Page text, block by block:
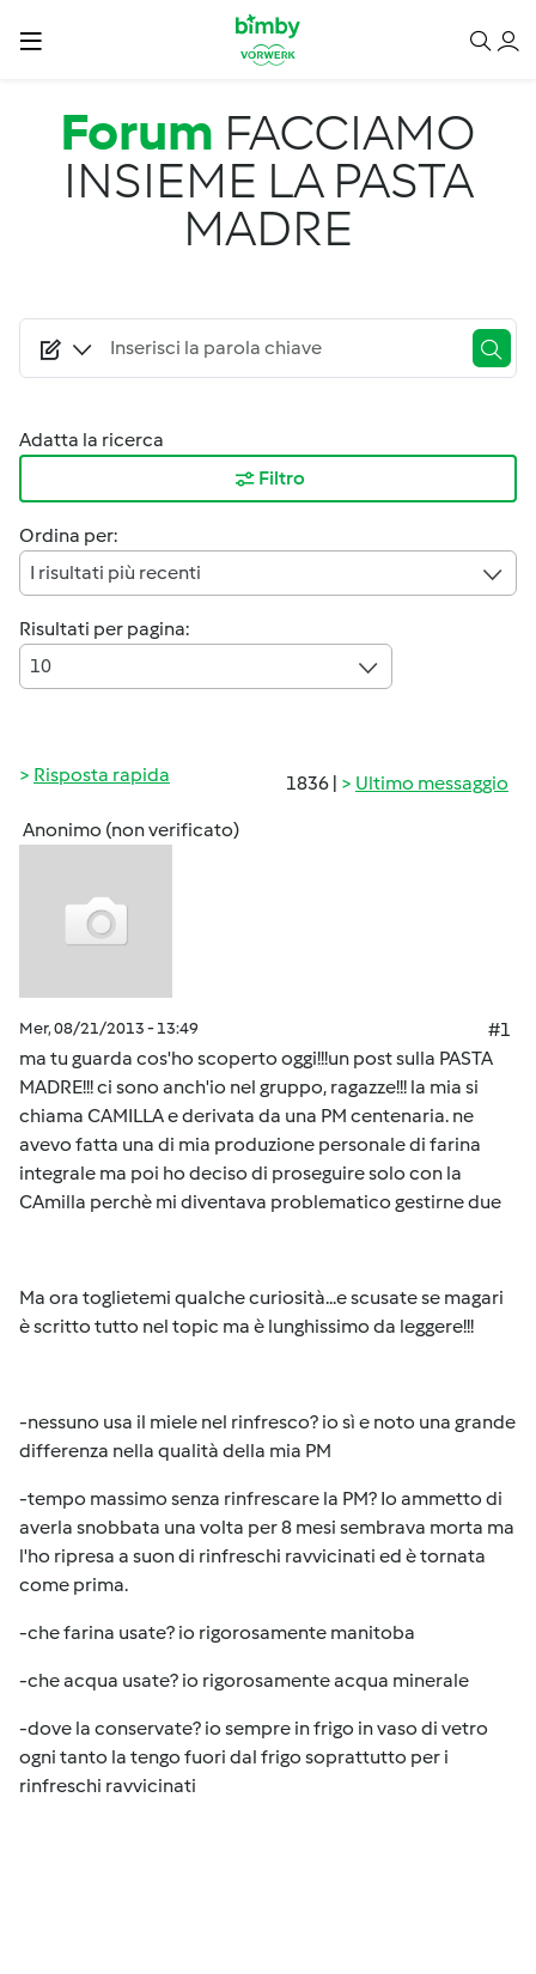
Salta al contenuto principale
Forum FACCIAMO
INSIEME LA PASTA
MADRE
Adatta la ricerca
Filtro
Ordina per:
I risultati più recenti
Risultati per pagina:
10
1836 | Ultimo messaggio
Risposta rapida
Anonimo (non verificato)
Mer, 08/21/2013 - 13:49
#1
ma tu guarda cos'ho scoperto oggi!!!un post sulla PASTA
MADRE!!! ci sono anch'io nel gruppo, ragazze!!! la mia si
chiama CAMILLA e derivata da una PM centenaria. ne
avevo fatta una di mia produzione personale di farina
integrale ma poi ho deciso di proseguire solo con la
CAmilla perchè mi diventava problematico gestirne due
Ma ora toglietemi qualche curiosità...e scusate se magari
è scritto tutto nel topic ma è lunghissimo da leggere!!!
-nessuno usa il miele nel rinfresco? io sì e noto una grande
differenza nella qualità della mia PM
-tempo massimo senza rinfrescare la PM? Io ammetto di
averla snobbata una volta per 8 mesi sembrava morta ma
l'ho ripresa a suon di rinfreschi ravvicinati ed è tornata
come prima.
-che farina usate? io rigorosamente manitoba
-che acqua usate? io rigorosamente acqua minerale
-dove la conservate? io sempre in frigo in vaso di vetro
ogni tanto la tengo fuori dal frigo soprattutto per i
rinfreschi ravvicinati